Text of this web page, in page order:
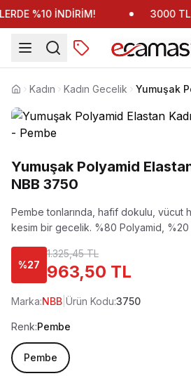
%10 İNDİRİM! 3000 TL
Anasayfa
Kadın Kadın Gecelik
Yumuşak Polyamid
NBB 3750
Pembe tonlarında, hafif dokulu, vücut
kesim bir gecelik. %80 Polyamid, %20
%27
1.325,45 TL
963,50 TL
Marka:NBB Ürün Kodu:3750
Renk:Pembe
Pembe